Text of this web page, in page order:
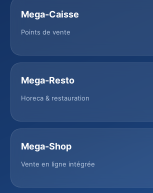
Mega-Caisse
Points de vente
Mega-Resto
Horeca & restauration
Mega-Shop
Vente en ligne intégrée